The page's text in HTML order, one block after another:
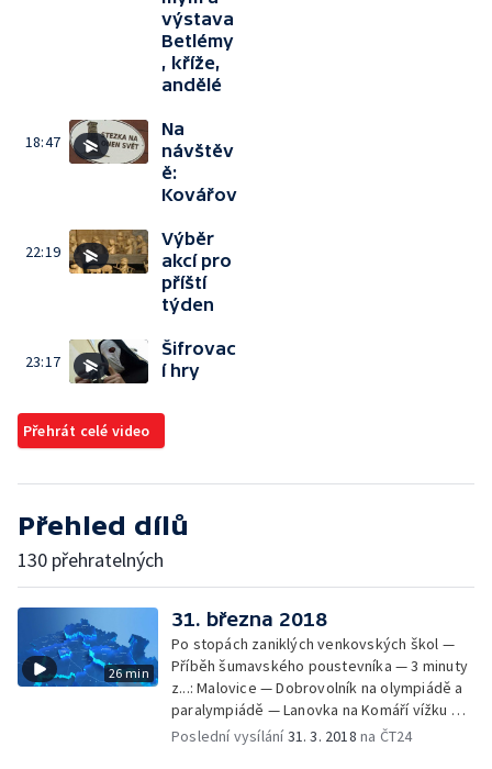
výstava
Betlémy
, kříže,
andělé
18:47
Na
návštěv
ě:
Kovářov
22:19
Výběr
akcí pro
příští
týden
23:17
Šifrovac
í hry
Přehrát celé video
Přehled dílů
130 přehratelných
26 min
31. března 2018
Po stopách zaniklých venkovských škol —
Příběh šumavského poustevníka — 3 minuty
z...: Malovice — Dobrovolník na olympiádě a
paralympiádě — Lanovka na Komáří vížku —
Pardubický perník — Výstava k výročí
Poslední vysílání31. 3. 2018 na ČT24